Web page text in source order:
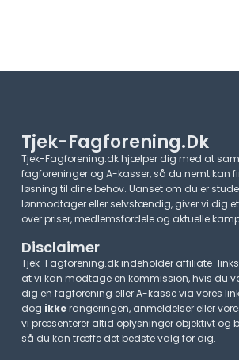
Tjek-Fagforening.dk
Tjek-Fagforening.dk hjælper dig med at
fagforeninger og A-kasser, så du nemt kan
løsning til dine behov. Uanset om du er
lønmodtager eller selvstændig, giver vi dig
over priser, medlemsfordele og aktuelle
Disclaimer
Tjek-Fagforening.dk indeholder affiliate-
at vi kan modtage en kommission, hvis du
dig en fagforening eller A-kasse via vores
dog ikkerangeringen, anmeldelser eller
vi præsenterer altid oplysninger objektivt og
så du kan træffe det bedste valg for dig.